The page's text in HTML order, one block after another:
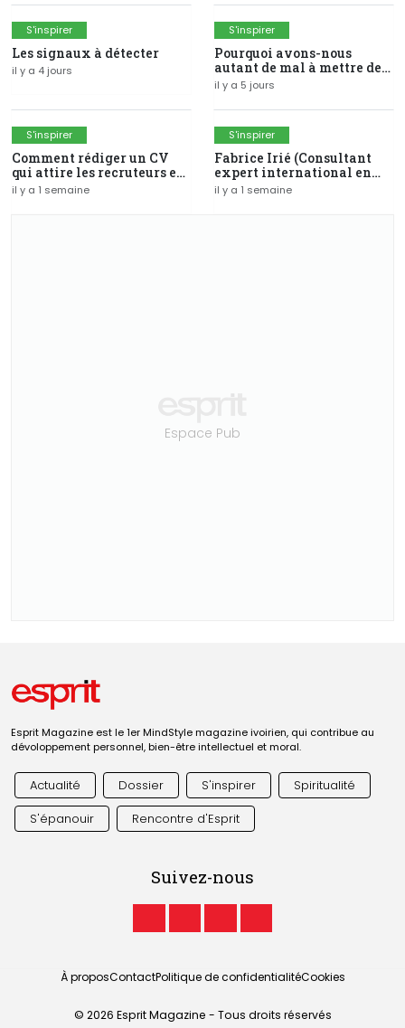
Espace Pub
S'inspirer
Les signaux à détecter
il y a 4 jours
S'inspirer
Pourquoi avons-nous
autant de mal à mettre de
l'argent de côté ?
il y a 5 jours
S'inspirer
Comment rédiger un CV
qui attire les recruteurs en
Côte d'Ivoire ?
il y a 1 semaine
S'inspirer
Fabrice Irié (Consultant
expert international en
SIG-fondateur du groupe
Modelis)
il y a 1 semaine
Esprit Magazine est le 1er MindStyle magazine ivoirien, qui contribue au
dévoloppement personnel, bien-être intellectuel et moral.
Actualité Dossier S'inspirer
Spiritualité
S'épanouir
Rencontre d'Esprit
Suivez-nous
© 2026 Esprit Magazine - Tous droits réservés
À proposContactPolitique de confidentialitéCookies